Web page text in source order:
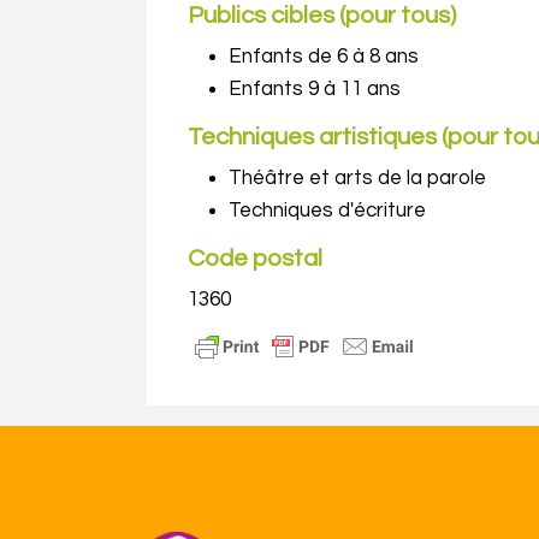
Publics cibles (pour tous)
Enfants de 6 à 8 ans
Enfants 9 à 11 ans
Techniques artistiques (pour
Théâtre et arts de la parole
Techniques d'écriture
Code postal
1360